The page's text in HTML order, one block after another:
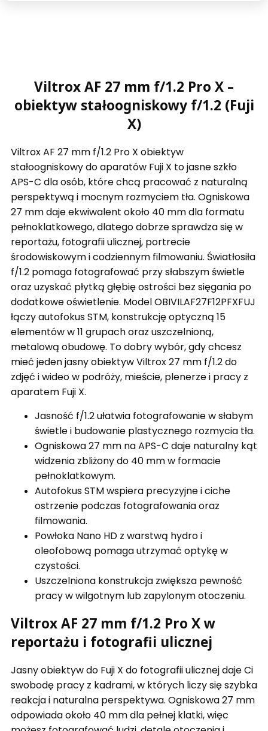
Viltrox AF 27 mm f/1.2 Pro X –
obiektyw stałoogniskowy f/1.2 (Fuji
X)
Viltrox AF 27 mm f/1.2 Pro X obiektyw
stałoogniskowy do aparatów Fuji X to jasne szkło
APS-C dla osób, które chcą pracować z naturalną
perspektywą i mocnym rozmyciem tła. Ogniskowa
27 mm daje ekwiwalent około 40 mm dla formatu
pełnoklatkowego, dlatego dobrze sprawdza się w
reportażu, fotografii ulicznej, portrecie
środowiskowym i codziennym filmowaniu. Światłosiła
f/1.2 pomaga fotografować przy słabszym świetle
oraz uzyskać płytką głębię ostrości bez sięgania po
dodatkowe oświetlenie. Model OBIVILAF27F12PFXFUJ
łączy autofokus STM, konstrukcję optyczną 15
elementów w 11 grupach oraz uszczelnioną,
metalową obudowę. To dobry wybór, gdy chcesz
mieć jeden jasny obiektyw Viltrox 27 mm f/1.2 do
zdjęć i wideo w podróży, mieście, plenerze i pracy z
aparatem Fuji X.
Jasność f/1.2 ułatwia fotografowanie w słabym
świetle i budowanie plastycznego rozmycia tła.
Ogniskowa 27 mm na APS-C daje naturalny kąt
widzenia zbliżony do 40 mm w formacie
pełnoklatkowym.
Autofokus STM wspiera precyzyjne i ciche
ostrzenie podczas fotografowania oraz
filmowania.
Powłoka Nano HD z warstwą hydro i
oleofobową pomaga utrzymać optykę w
czystości.
Uszczelniona konstrukcja zwiększa pewność
pracy w wilgotnym lub zapylonym otoczeniu.
Viltrox AF 27 mm f/1.2 Pro X w
reportażu i fotografii ulicznej
Jasny obiektyw do Fuji X do fotografii ulicznej daje Ci
swobodę pracy z kadrami, w których liczy się szybka
reakcja i naturalna perspektywa. Ogniskowa 27 mm
odpowiada około 40 mm dla pełnej klatki, więc